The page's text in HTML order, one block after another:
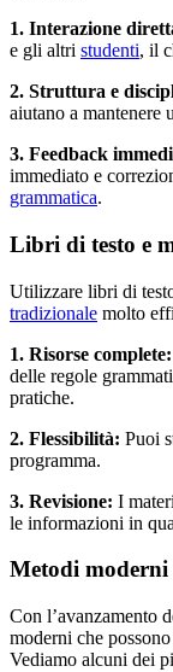
1. Interazione
e gli altri studenti, il
2. Struttura e
aiutano a mantenere
3. Feedback
immediato e
grammatica.
Libri di testo e
Utilizzare libri di
tradizionale molto
1. Risorse complete:
delle regole
pratiche.
2. Flessibilità: Puoi
programma.
3. Revisione: I
le informazioni in
Metodi
Con l’avanzamento
moderni che
Vediamo alcuni dei